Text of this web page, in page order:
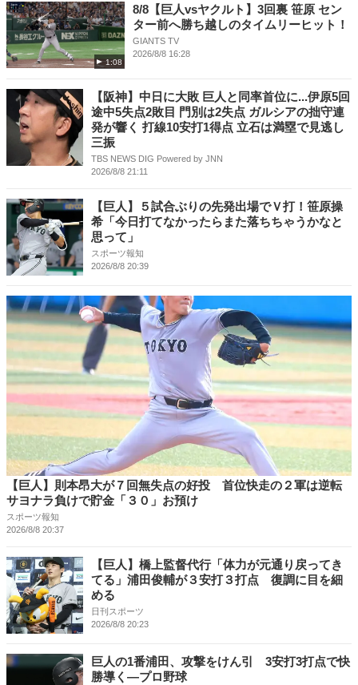
1:08
8/8【巨人vsヤクルト】3回裏 笹原 セン
ター前へ勝ち越しのタイムリーヒット！
GIANTS TV
2026/8/8 16:28
【阪神】中日に大敗 巨人と同率首位に...伊原5回
途中5失点2敗目 門別は2失点 ガルシアの拙守連
発が響く 打線10安打1得点 立石は満塁で見逃し
三振
TBS NEWS DIG Powered by JNN
2026/8/8 21:11
【巨人】５試合ぶりの先発出場でＶ打！笹原操
希「今日打てなかったらまた落ちちゃうかなと
思って」
スポーツ報知
2026/8/8 20:39
【巨人】則本昂大が７回無失点の好投 首位快走の２軍は逆転
サヨナラ負けで貯金「３０」お預け
スポーツ報知
2026/8/8 20:37
【巨人】橋上監督代行「体力が元通り戻ってき
てる」浦田俊輔が３安打３打点 復調に目を細
める
日刊スポーツ
2026/8/8 20:23
巨人の1番浦田、攻撃をけん引 3安打3打点で快
勝導く―プロ野球